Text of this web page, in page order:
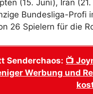
(15. Juni), Iran
Bundesliga-Profi
26 Spielern für die
Senderchaos: 📺
Werbung und